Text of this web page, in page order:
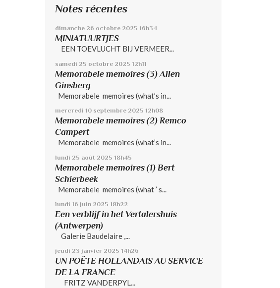
Notes récentes
dimanche 26 octobre 2025 16h34
MINIATUURTJES
EEN TOEVLUCHT BIJ VERMEER...
samedi 25 octobre 2025 12h11
Memorabele memoires (3) Allen
Ginsberg
Memorabele memoires (what’s in...
mercredi 10 septembre 2025 12h08
Memorabele memoires (2) Remco
Campert
Memorabele memoires (what’s in...
lundi 25 août 2025 18h45
Memorabele memoires (1) Bert
Schierbeek
Memorabele memoires (what ’ s...
lundi 16 juin 2025 18h22
Een verblijf in het Vertalershuis
(Antwerpen)
Galerie Baudelaire ,...
jeudi 23 janvier 2025 14h26
UN POËTE HOLLANDAIS AU SERVICE
DE LA FRANCE
FRITZ VANDERPYL...